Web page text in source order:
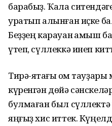
барабыҙ. Ҡала
уратып алынған иҫке
Беҙҙең карауан ҡамыш
үтеп, сүллеккә инеп
Тирә-яҡтағы ҡом тауҙары
күренгән дөйә
булмаған был сүллектә
яңғыҙ хис иттек.